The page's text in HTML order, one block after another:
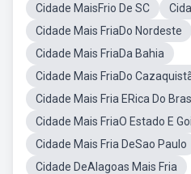
Cidade MaisFrio De SC
Cidade Mais FriaDo Nordeste
Cidade Mais FriaDa Bahia
Cidade Mais FriaDo
Cidade Mais Fria ERica Do
Cidade Mais FriaO Estado E
Cidade Mais Fria DeSao Paulo
Cidade DeAlagoas Mais Fria